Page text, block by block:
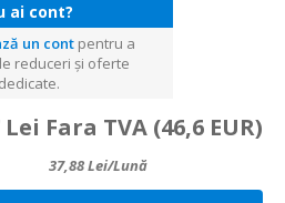
ai cont?
un contpentru a
reduceri și oferte
dedicate.
Lei Fara TVA (46,6 EUR)
37,88Lei/lună